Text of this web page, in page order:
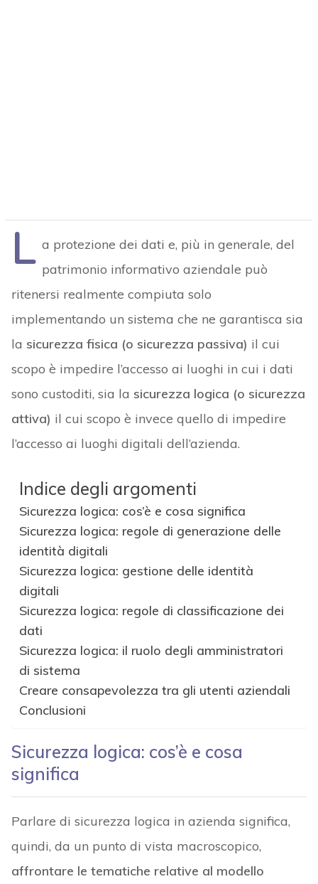
L a protezione dei dati e, più in generale, del
patrimonio informativo aziendale può
ritenersi realmente compiuta solo
implementando un sistema che ne garantisca sia
la sicurezza fisica (o sicurezza passiva) il cui
scopo è impedire l’accesso ai luoghi in cui i dati
sono custoditi, sia la sicurezza logica (o sicurezza
attiva) il cui scopo è invece quello di impedire
l’accesso ai luoghi digitali dell’azienda.
Indice degli argomenti
Sicurezza logica: cos’è e cosa significa
Sicurezza logica: regole di generazione delle
identità digitali
Sicurezza logica: gestione delle identità
digitali
Sicurezza logica: regole di classificazione dei
dati
Sicurezza logica: il ruolo degli amministratori
di sistema
Creare consapevolezza tra gli utenti aziendali
Conclusioni
Sicurezza logica: cos’è e cosa
significa
Parlare di sicurezza logica in azienda significa,
quindi, da un punto di vista macroscopico,
affrontare le tematiche relative al modello